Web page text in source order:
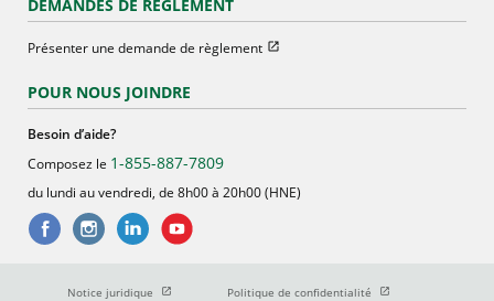
DEMANDES DE RÈGLEMENT
Présenter une demande de règlement Ouvrir dans une nouvelle fenetre
POUR NOUS JOINDRE
Besoin d’aide?
Composez le 1-855-887-7809
du lundi au vendredi, de 8h00 à 20h00 (HNE)
Notice juridique Ouvrir dans une nouvelle fenetre
Politique de confidentialité
Ouvrir dans une